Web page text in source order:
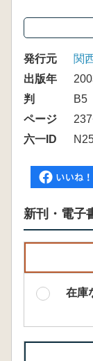
発行元
関
出版年
判
B5
ページ
六一ID
新刊・電子
在庫